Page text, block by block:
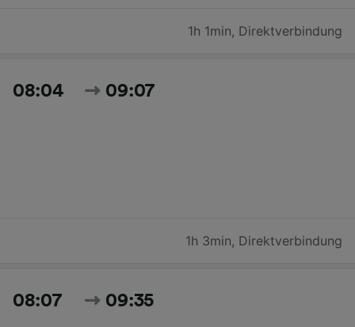
1h 1min, Direktverbindung
08:04 09:07
1h 3min, Direktverbindung
08:07 09:35